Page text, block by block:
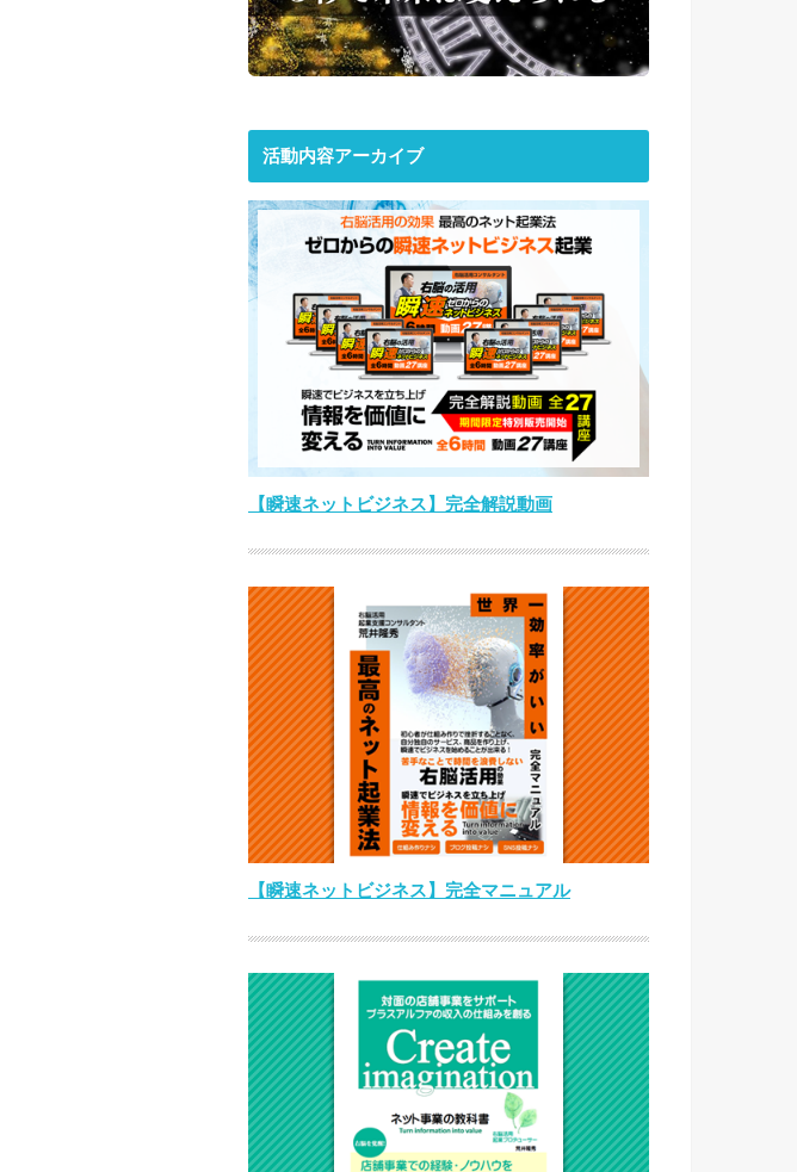
活動内容アーカイブ
【瞬速ネットビジネス】完全解説動画
【瞬速ネットビジネス】完全マニュアル